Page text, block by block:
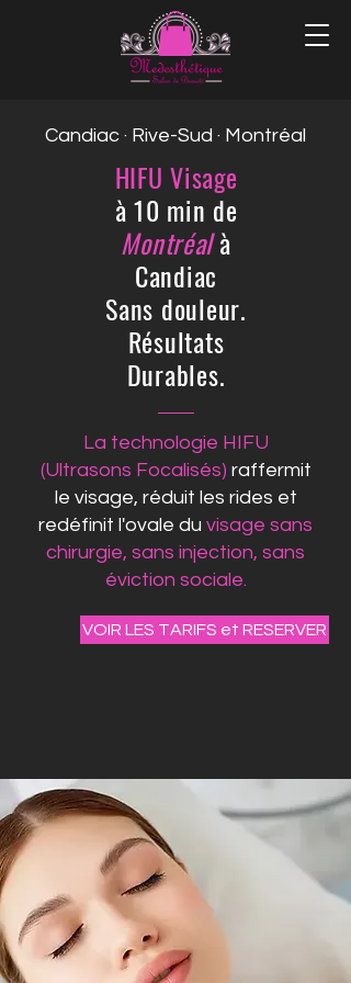
Candiac · Rive-Sud · Montréal
HIFU Visage
à 10 min de
Montréalà
Candiac
Sans douleur.
Résultats
Durables.
La technologie HIFU
(Ultrasons Focalisés) raffermit
le visage, réduit les rides et
redéfinit l'ovale du visage sans
chirurgie, sans injection, sans
éviction sociale.
VOIR LES TARIFS et RESERVER